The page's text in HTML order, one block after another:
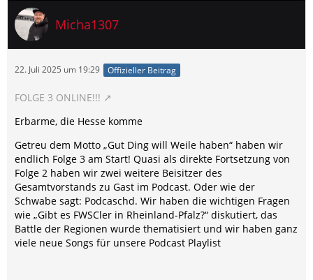
Micha1307
22. Juli 2025 um 19:29 Offizieller Beitrag
FOLGE 3 ONLINE!!!
Erbarme, die Hesse komme
Getreu dem Motto „Gut Ding will Weile haben“ haben wir
endlich Folge 3 am Start! Quasi als direkte Fortsetzung von
Folge 2 haben wir zwei weitere Beisitzer des
Gesamtvorstands zu Gast im Podcast. Oder wie der
Schwabe sagt: Podcaschd. Wir haben die wichtigen Fragen
wie „Gibt es FWSCler in Rheinland-Pfalz?“ diskutiert, das
Battle der Regionen wurde thematisiert und wir haben ganz
viele neue Songs für unsere Podcast Playlist